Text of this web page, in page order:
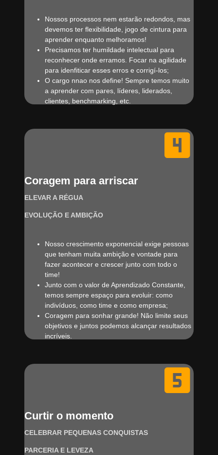
Nossos processos nem estarão redondos, mas
devemos ter flexibilidade, jogo de cintura para
aprender enquanto melhoramos!
Precisamos ter humildade intelectual para
reconhecer onde erramos. Focar na agilidade
para idenfiticar esses erros e corrigí-los;
O cargo nnao nos define! Sempre temos muito
a aprender com pares, líderes, liderados,
clientes, benchmarking, etc.
Coragem para arriscar
ELEVAR A RÉGUA
EVOLUÇÃO E AMBIÇÃO
Nosso crescimento exponencial exige pessoas
que tenham muita ambição e vontade para
fazer acontecer e crescer junto com todo o
time!
Junto com o valor de Aprendizado Constante,
temos sempre espaço para evoluir: como
indivíduos, como time e como empresa;
Coragem para sonhar grande! Não limite seus
objetivos e juntos podemos alcançar resultados
incríveis.
Curtir o momento
CELEBRAR PEQUENAS CONQUISTAS
PARCERIA E LEVEZA